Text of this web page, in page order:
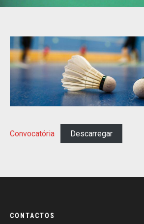
Convocatória Descarregar
CONTACTOS